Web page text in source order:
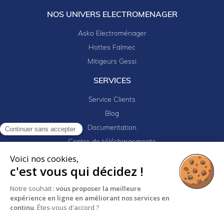
Continuer sans accepter
Voici nos cookies,
c'est vous qui décidez !
Notre souhait : vous proposer la meilleure
expérience en ligne en améliorant nos services en
continu. Êtes-vous d'accord ?
NOS UNIVERS ELECTROMENAGER
Asko Electroménager
Hottes Falmec
Mitigeurs Gessi
SERVICES
Service Clients
Blog
Documentation
Centre de téléchargements
Newsletter